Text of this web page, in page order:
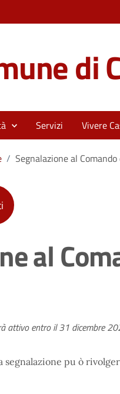
di
Servizi Vivere
/ Segnalazione al
al
attivo entro il 31 dicembre
pu ò